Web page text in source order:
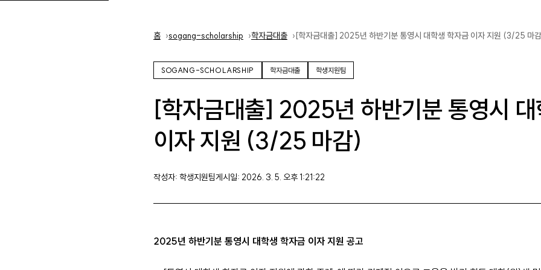
홈 sogang-scholarship 학자금대출 [학자금대출] 2025년 하반기분 통영시 대학생 학자금 이자 지원 (3/25 마
SOGANG-SCHOLARSHIP 학자금대출 학생지원팀
[학자금대출] 2025년 하반기분 통영시 대
이자 지원 (3/25 마감)
작성자: 학생지원팀게시일: 2026. 3. 5. 오후 1:21:22
2025년 하반기분 통영시 대학생 학자금 이자 지원 공고